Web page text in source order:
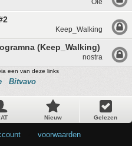
Ole
Keep_Walking
(Keep_Walking) #1
nostra
een van deze links
Bitvavo
Nieuw Gelezen
voorwaarden